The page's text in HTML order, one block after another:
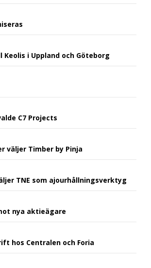
Keolis i Uppland och Göteborg
C7 Projects
väljer Timber by Pinja
TNE som ajourhållningsverktyg
nya aktieägare
hos Centralen och Foria